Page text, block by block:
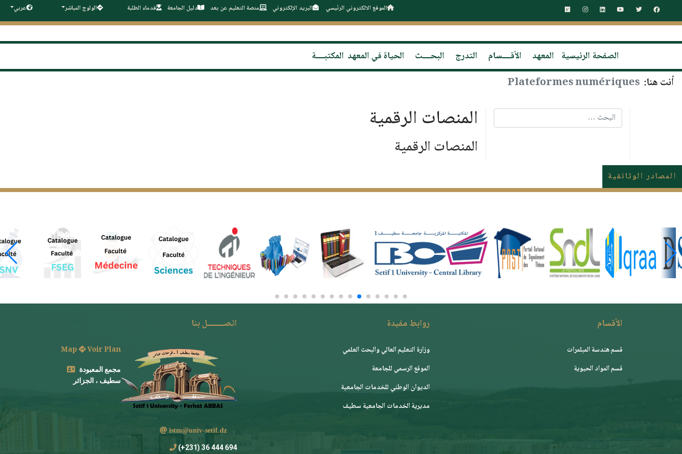
الموقع الالكتروني الرئيسي البريد الإلكتروني منصة التعليم عن بعد دليل الجامعة قدماء الطلبة الولوج المباشر عربي
الصفحة الرئيسية المعهد الأقــــسام التدرج البحــــث الحياة في المعهد المكتبــــة
أنت هنا: Plateformes numériques
البحث
المنصات الرقمية
المنصات الرقمية
المصادر الوثائقية
الأقسام
قسم هندسة المبلمرات
قسم المواد الحيوية
روابط مفيدة
وزارة التعليم العالي والبحث العلمي
الموقع الرسمي للجامعة
ﺍﻟﺪﻳﻮﺍﻥ ﺍﻟﻮﻃﻨﻲ ﻟﻠﺨﺪﻣﺎﺕ ﺍﻟﺠﺎﻣﻌﻴﺔ
مديرية الخدمات الجامعية سطيف
اتصــــــــل بنا
Map Voir Plan
مجمع المعبودة
سطيف ، الجزائر
istm@univ-setif.dz
694 444 36 (231+)